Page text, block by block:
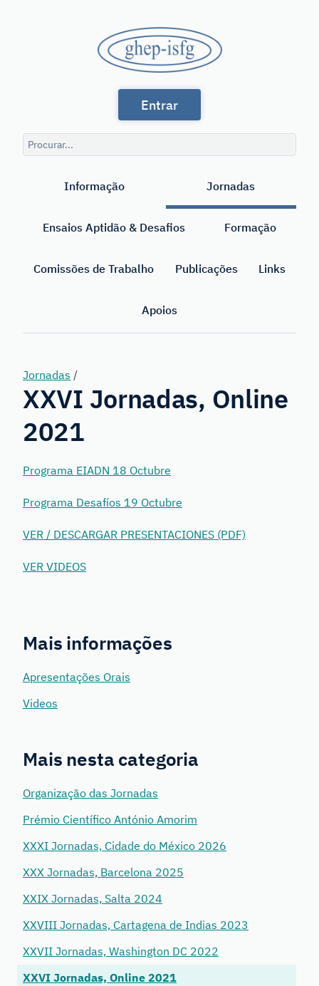
GHEP
-
ISFG
Línguas
Espanhola
Society
Genetics
Entrar
Consulta
de
Informação Jornadas
Ensaios Aptidão & Desafios Formação
Comissões de Trabalho Publicações Links
Apoios
Jornadas /
XXVI Jornadas, Online
2021
Programa EIADN 18 Octubre
Programa Desafíos 19 Octubre
VER / DESCARGAR PRESENTACIONES (PDF)
VER VIDEOS
Mais informações
Apresentações Orais
Videos
Mais nesta categoria
Organização das Jornadas
Prémio Científico António Amorim
XXXI Jornadas, Cidade do México 2026
XXX Jornadas, Barcelona 2025
XXIX Jornadas, Salta 2024
XXVIII Jornadas, Cartagena de Indias 2023
XXVII Jornadas, Washington DC 2022
XXVI Jornadas, Online 2021